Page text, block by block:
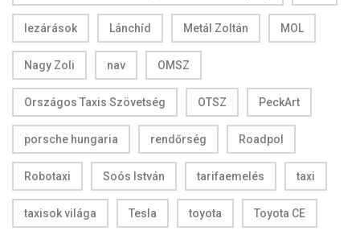
lezárások Lánchíd Metál Zoltán MOL
Nagy Zoli nav OMSZ
Országos Taxis Szövetség OTSZ PeckArt
porsche hungaria rendőrség Roadpol
Robotaxi Soós István tarifaemelés taxi
taxisok világa Tesla toyota Toyota CE